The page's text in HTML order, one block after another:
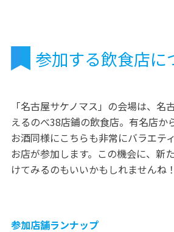
参加する飲食店に
「名古屋サケノマス」の会場は、名
えるのべ38店鋪の飲食店。有名店か
お酒同様にこちらも非常にバラエテ
お店が参加します。この機会に、新
けてみるのもいいかもしれませんね！
参加店舗ランナップ